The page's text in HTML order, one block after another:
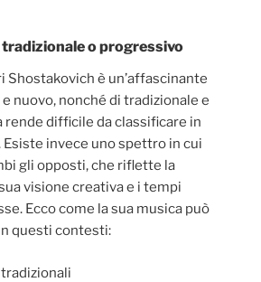
tradizionale o progressivo
Shostakovich è un’affascinante
nuovo, nonché di tradizionale e
rende difficile da classificare in
Esiste invece uno spettro in cui
gli opposti, che riflette la
visione creativa e i tempi
Ecco come la sua musica può
questi contesti: